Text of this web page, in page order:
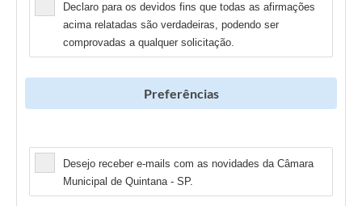
Declaro para os devidos fins que todas as afirmações
acima relatadas são verdadeiras, podendo ser
comprovadas a qualquer solicitação.
Preferências
Desejo receber e-mails com as novidades da Câmara
Municipal de Quintana - SP.